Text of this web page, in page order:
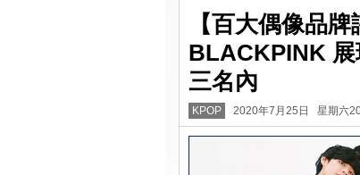
【百大偶像品
BLACKPINK
三名內
KPOP 2020年7月25日 星期六